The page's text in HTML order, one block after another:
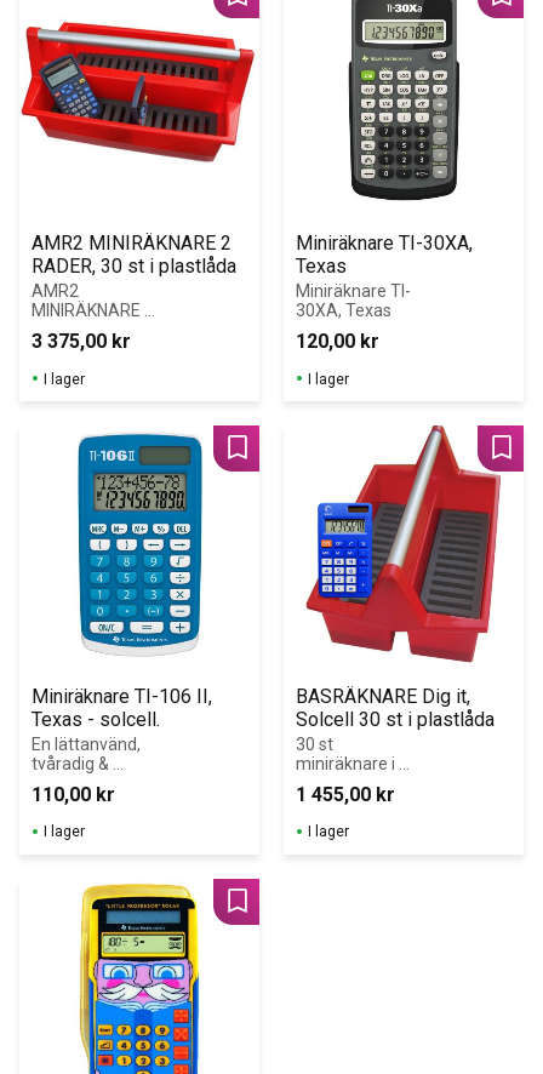
AMR2 MINIRÄKNARE 2
RADER, 30 st i plastlåda
AMR2
MINIRÄKNARE 2
RADER, Solcell i
plastlåda med
30 fack och
bärhandtag.
3 375,00 kr
Lägg till i favoriter
I lager
Miniräknare TI-30XA,
Texas
Miniräknare TI-
30XA, Texas
120,00 kr
I lager
Miniräknare TI-106 II,
Texas - solcell.
En lättanvänd,
tvåradig &
hållbar räknare
med de fyra
räknesätten för
grundskolan.
110,00 kr
Lägg till i favoriter
I lager
BASRÄKNARE Dig it,
Solcell 30 st i plastlåda
30 st
miniräknare i
plastlåda med
30 fack och
bärhandtag.
1 455,00 kr
I lager
Lägg till i favoriter